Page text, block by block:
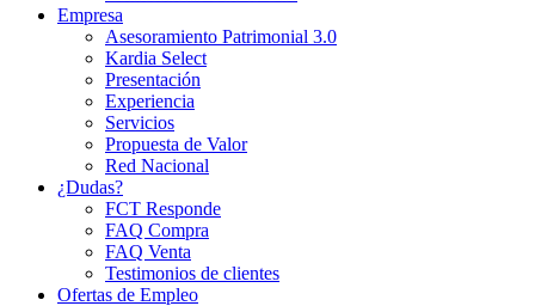
Empresa
Asesoramiento Patrimonial 3.0
Kardia Select
Presentación
Experiencia
Servicios
Propuesta de Valor
Red Nacional
¿Dudas?
FCT Responde
FAQ Compra
FAQ Venta
Testimonios de clientes
Ofertas de Empleo